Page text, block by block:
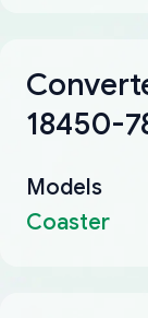
18450-
Models
Coaster